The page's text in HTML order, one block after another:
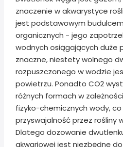
znaczenie w akwarystyce
jest podstawowym
organicznych - jego
wodnych osiągających duże
znaczne, niestety wolnego
rozpuszczonego w wodzie
powietrzu. Ponadto CO2
różnych formach w
fizyko-chemicznych wody,
przyswajalność przez rośliny
Dlatego dozowanie
akwariowej jest niezbędne